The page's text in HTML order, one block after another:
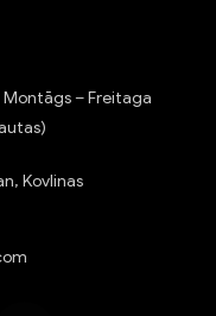
Montāgs – Freitaga
Kovlinas